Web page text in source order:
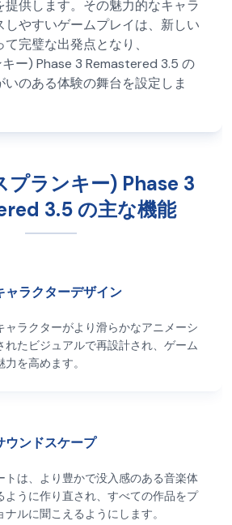
提供します。その魅力的なキャラ
しやすいゲームプレイは、新しい
完璧な出発点となり、
ー) Phase 3 Remastered 3.5 の
いのある体験の舞台を設定しま
ランキー) Phase 3
3.5 の主な機能
ャラクターデザイン
ャラクターがより滑らかなアニメーシ
れたビジュアルで再設計され、ゲーム
を高めます。
ウンドスケープ
トは、より豊かで没入感のある音楽体
ように作り直され、すべての作品をプ
ナルに聞こえるようにします。